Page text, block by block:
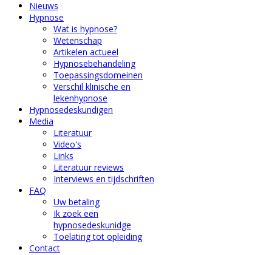
Nieuws
Hypnose
Wat is hypnose?
Wetenschap
Artikelen actueel
Hypnosebehandeling
Toepassingsdomeinen
Verschil klinische en
lekenhypnose
Hypnosedeskundigen
Media
Literatuur
Video's
Links
Literatuur reviews
Interviews en tijdschriften
FAQ
Uw betaling
Ik zoek een
hypnosedeskunidge
Toelating tot opleiding
Contact